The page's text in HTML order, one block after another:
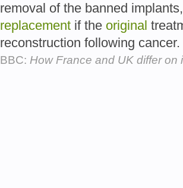
removal of the banned
replacement if the original
reconstruction following cancer.
BBC: How France and UK differ on